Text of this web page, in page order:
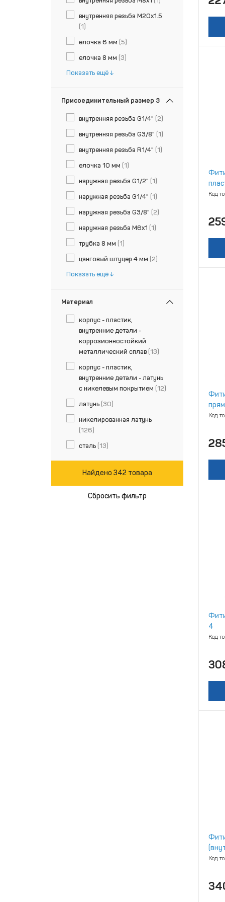
внутренняя резьба М20х1.5
(1)
елочка 6 мм (5)
елочка 8 мм (3)
Показать ещё
Присоединительный размер 3
внутренняя резьба G1/4" (2)
внутренняя резьба G3/8" (1)
внутренняя резьба R1/4" (1)
елочка 10 мм (1)
наружная резьба G1/2" (1)
наружная резьба G1/4" (1)
наружная резьба G3/8" (2)
наружная резьба М6х1 (1)
трубка 8 мм (1)
цанговый штуцер 4 мм (2)
Показать ещё
Материал
корпус - пластик,
внутренние детали -
коррозионностойкий
металлический сплав (13)
корпус - пластик,
внутренние детали - латунь
с никелевым покрытием (12)
латунь (30)
никелированная латунь
(126)
сталь (13)
Найдено 342 товара
Сбросить фильтр
Код
Код
4
Код
Код